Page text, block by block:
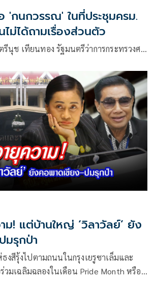
'กนกวรรณ' ในที่ประชุมครม.
ไม่ได้ถามเรื่องส่วนตัว
รีนุช เทียนทอง รัฐมนตรีว่าการกระทรวงศ…
ม! แต่บ้านใหญ่ ‘วิลาวัลย์’ ยัง
มรุกป่า
สีรุ้งไปตามถนนในกรุงเยรูซาเล็มและ
วมเฉลิมฉลองในเดือน Pride Month หรือ